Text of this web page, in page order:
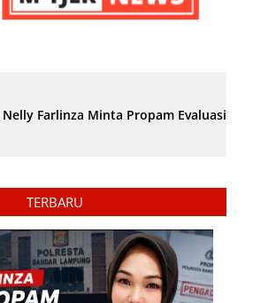
Nelly Farlinza Minta Propam Evaluasi
TERBARU